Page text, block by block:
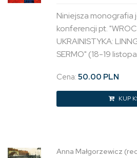
Niniejsza monografia
konferencji pt.
UKRAINISTYKA:
SERMO" (18-19
Cena: 50.00 PLN
KUP
Anna Małgorzewicz